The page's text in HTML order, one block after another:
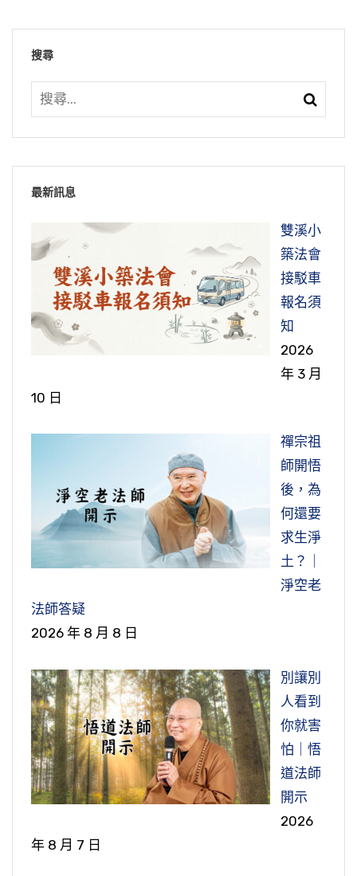
節錄自：淨土集（第五集）
修身、齊家、治國、平天下。它從格物，物就是
物欲。我們有了物欲，那就有自私自利的心，你
要去佔有，你要去控制，貪瞋、嫉妒、我慢統統
以儒家講格物，你要跟你自己內心的物欲去跟它
格鬥，好像打仗一樣。我們念佛人就是用一句佛
號跟煩惱妄想戰鬥，戰勝了，你就成就了；戰敗
了，就被煩惱拖著鼻子走，就脫不了苦。
節錄自：佛說十善業道經（第十三集)
你的錢財，希望把你的錢財弄到他這裡來。所以
小偷、強盜他有一份。
第三家是水災，水災會把生命、財產淹沒漂流。
特別在台灣，有颱風來，水災一來，那損失都是
幾百億以上的，一下子就沒了，農作物、家畜等
一份。第四家是火災，一把火可以把億萬財富燒
第五家是非愛子，在《十善業道經》講「非愛
子」，就是我們中國人俗話講的敗家子。敗家子
很厲害的，到你家來了，你的財產再多，都會給
他敗壞掉，都會敗在他手上，他是來討債的，他
來報怨的，敗家子，過去世你欠他的。
以前我父親一個朋友，經營模板，自己真的是很
勤勞，一天做到晚，做十六個小時。吃得很簡
單，他做都很少休息，有時候買個麵包吃就過一
餐，賺了很多錢。他有一個寶貝兒子，他父親騎
一台破破爛爛的機車，但是他的兒子跟他就不一
樣，他賺了那麼多錢就給他兒子花，他兒子買進
口車，投資做生意做什麼虧什麼，虧掉了又來向
他父親拿錢，每次拿都幾百萬，一下子又沒了。
有一次他就在我面前講，我兒子昨天又來向我要
兩百萬。我說那你就不要給，他沒講話。後來另
外有一位朋友比較知道他們家事情的，也是我們
兒子一走到他前面，他心都不一樣了，他只要看
到他兒子就心花怒放，歡歡喜喜的、乖乖的把錢
給他。我說那就沒辦法。所以，非愛子，敗家子
他有一份。
所以這個錢不是你一個人的，五家共有，五家都
界，第一個條件就是無量壽。所以釋迦牟尼佛勸
我們念阿彌陀佛，念阿彌陀佛的目的是什麼？移
民，我們現在講移民。
大，污染比較少，生活品質比較好，所以移民。
為什麼要移民？想要換好一點的環境。但是環境
再好，也不是永久。所以在國外，我們知道移民
到美國、加拿大，包括現在的澳洲，有個ＰＲ，
就是永久居留。過去師父講經常講，他說這個世
間哪有永久居留？我們這個世間是無常，沒有一
樣是永久的，是一直變化、一直變化的。
要永久的居留就是西方極樂世界，阿彌陀佛那個
世界，那就是永久的。因為那個世界，你往生到
生，是蓮花化生。西方極樂世界就是蓮花化生，
九品蓮花為父母，蓮花就是我們的父母，我們念
阿彌陀佛，發願往生到西方極樂世界，我們這個
身是從蓮花化生的。蓮花化生叫金剛不壞身，不
像我們現在父母生的這個身體，有生老病死，這
個身苦！西方世界沒有這些苦，蓮花化生。
所以有這個好處，釋迦牟尼佛一直勸我們念阿彌
陀佛發願求生西方極樂世界，脫離六道輪迴生老
節錄自：孝親報恩三時繫念法會隨緣開示（共一
集）
持「受寵若驚」的心態就是無痴，你有高度的智
慧能提高警覺，不會在這當中迷失。
節錄自：太上感應篇（第二十一集）
以我們念佛得不到效果，念佛三昧得不到，明心
正得感應、得智慧、得光明，一定要把世間名
利、是非人我、五欲六塵統統放下，你這一句佛
號就有力量，這個時候就是經上所講的，「一念
相應一念佛，念念相應念念佛」。所以我們要把
這個欲念去掉。
節錄自：大勢至菩薩念佛圓通章疏鈔菁華（第四
集）
愈複雜，愈想愈煩惱，愈想業障愈重。所以不要
去想這些，想阿彌陀佛我們才有前途。想別的，
六道輪迴前途茫茫，死了以後到哪裡去不知道，
求生西方淨土，這條光明大道，我們要走這條
路，這才是真正佛的好弟子。
節錄自：大勢至菩薩念佛圓通章疏鈔菁華（第五
集）
我們世間人，世間有大善人、大慈善家，善事做
很多，做很多利益社會、利益大眾的事情，但是
這樣他決定不能得生。縱然作惡多端，臨命終時
悔改，真正懺悔念佛求生淨土，佛也不捨棄他。
善人，一懺悔變成善人，這我們要知道，也不能
輕視。中國俗話說「浪子回頭金不換」，問題是
他肯不肯真正回頭，真正回頭，浪子就變成最好
的人，所以這個要知道。
節錄自：大勢至菩薩念佛圓通章疏鈔菁華（第五
河大地，人事物都有。早上一醒過來，空，沒有
了，一場夢。我們晚上睡覺的時候作夢，白天醒
過來，我們想昨天作一場夢。我們晚上睡覺，我
們兩個眼睛一閉，睡著了，開始作夢，白天，白
天這一切到了晚上，又是一場夢。當我們晚上睡
覺的時候，進入夢境，我們白天這一切人事物就
不知道了、就沒有了。所以白天到了晚上，白天
也是一場夢；白天醒過來，晚上作的是一場夢，
所以《金剛經》佛給我們講，「一切有為法，如
夢幻泡影」，像夢境一樣。我們這樣去想想，真
的是夢境。晚上我們睡著的時候作夢，我們把晚
上的夢境當作真的，白天這一切就變成夢了，就
沒有了。晚上我們睡著的時候，你銀行多少錢跟
你有關係嗎？沒關係了。這個房子是你的？也不
是了。你的兒女、你的兒孫，什麼、什麼，晚上
只要我們一睡著，白天這一切跟我就沒關係。包
吸，跟死人的差別就是死人他不會呼吸，我們還
會呼吸，就是這個差別，睡著了就跟死了一樣。
睡熟了，人家給我們扛去丟到河裡我們也不知
道。包括這個身體都不是自己的。如果你常常這
樣觀想就會放下。
為什麼要求生極樂世界？因為我們凡夫如果沒有
求生西方極樂世界，永遠都在六道生死輪迴，出
不去。除非你在娑婆世界修行斷見思惑，那就出
離六道，破一品無明才能出離十法界，這是相當
有分，這個條件低，其他法門條件高，不容易。
所以我們凡夫想要在一生當中達到了生死出三
界，求生西方極樂世界，這是一個最方便、最簡
單、最容易，又是最究竟、最圓滿的一個法門。
所謂三根普被，利鈍全收，不管你是什麼根器，
上自等覺菩薩，下至地獄眾生，都能得度，沒有
比這個法門更究竟、更圓滿、更方便的。所以求
生極樂，這是十方諸佛都勸我們。
搜尋
最新訊息
雙溪小
築法會
接駁車
報名須
知
2026
年 3 月
10 日
禪宗祖
師開悟
後，為
何還要
求生淨
土？｜
淨空老
法師答疑
2026 年 8 月 8 日
別讓別
人看到
你就害
怕｜悟
道法師
開示
2026
年 8 月 7 日